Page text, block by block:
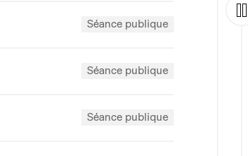
Séance publique
Séance publique
Séance publique